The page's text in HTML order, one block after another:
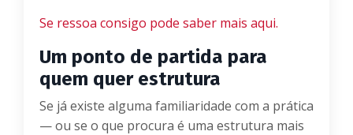
Se ressoa consigo pode saber mais aqui.
Um ponto de partida para
quem quer estrutura
Se já existe alguma familiaridade com a prática
— ou se o que procura é uma estrutura mais